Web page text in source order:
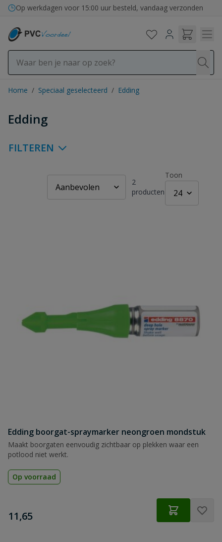
Ga naar de inhoud
Op werkdagen voor 15:00 uur besteld, vandaag verzonden
Home / Speciaal geselecteerd / Edding
Edding
FILTEREN
2
producten
Toon
Edding boorgat-spraymarker neongroen mondstuk
Maakt boorgaten eenvoudig zichtbaar op plekken waar een
potlood niet werkt.
Op voorraad
€
11,65